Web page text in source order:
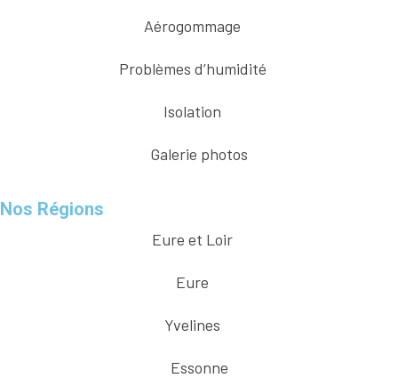
Aérogommage
Problèmes d’humidité
Isolation
Galerie photos
Nos Régions
Eure et Loir
Eure
Yvelines
Essonne